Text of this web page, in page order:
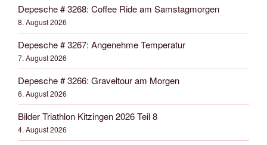
Depesche # 3268: Coffee Ride am Samstagmorgen
8. August 2026
Depesche # 3267: Angenehme Temperatur
7. August 2026
Depesche # 3266: Graveltour am Morgen
6. August 2026
Bilder Triathlon Kitzingen 2026 Teil 8
4. August 2026